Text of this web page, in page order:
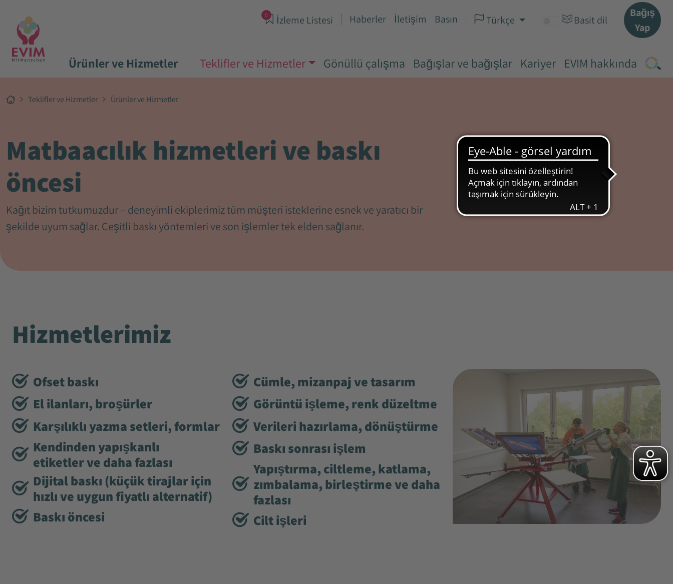
Ürünler ve Hizmetler Teklifler ve Hizmetler Gönüllü çalışma Bağışlar ve bağışlar Kariyer EVIM hakkında
0 İzleme Listesi Haberler İletişim Basın Türkçe Basit dil
Bağış
Yap
Teklifler ve Hizmetler Ürünler ve Hizmetler
Matbaacılık hizmetleri ve baskı
öncesi
Kağıt bizim tutkumuzdur – deneyimli ekiplerimiz tüm müşteri isteklerine esnek ve yaratıcı bir
şekilde uyum sağlar. Çeşitli baskı yöntemleri ve son işlemler tek elden sağlanır.
Hizmetlerimiz
Ofset baskı
El ilanları, broşürler
Karşılıklı yazma setleri, formlar
Kendinden yapışkanlı
etiketler ve daha fazlası
Dijital baskı (küçük tirajlar için
hızlı ve uygun fiyatlı alternatif)
Baskı öncesi
Cümle, mizanpaj ve tasarım
Görüntü işleme, renk düzeltme
Verileri hazırlama, dönüştürme
Baskı sonrası işlem
Yapıştırma, ciltleme, katlama,
zımbalama, birleştirme ve daha
fazlası
Cilt işleri